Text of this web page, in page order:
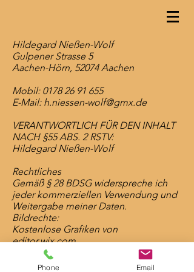
Hildegard Nießen-Wolf
Gulpener Strasse 5
Aachen-Hörn, 52074 Aachen
Mobil: 0178 26 91 655
E-Mail: h.niessen-wolf@gmx.de
VERANTWORTLICH FÜR DEN INHALT
NACH §55 ABS. 2 RSTV:
Hildegard Nießen-Wolf​
Rechtli​ches​​
Gemäß § 28 BDSG widerspreche ich
jeder kommerziellen Verwendung und
Weitergabe meiner Daten.
Bildrechte:
Kostenlose Grafiken von
editor.wix.com
©kleindesign
©Corinna Jasmin-Koppsch Fotografie
Phone Email